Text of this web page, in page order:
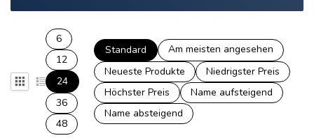
6
12
24
36
48
Standard
Am meisten angesehen
Neueste Produkte
Niedrigster Preis
Höchster Preis
Name aufsteigend
Name absteigend